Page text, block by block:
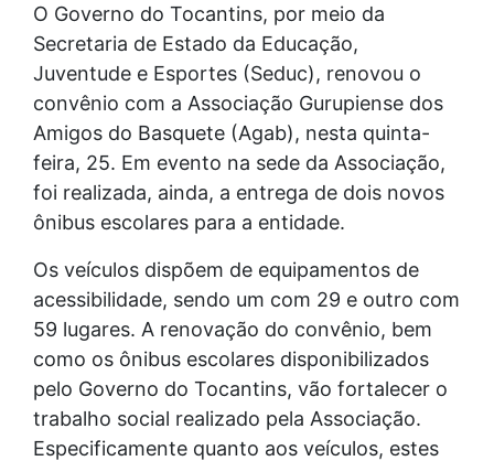
O Governo do Tocantins, por meio da
Secretaria de Estado da Educação,
Juventude e Esportes (Seduc), renovou o
convênio com a Associação Gurupiense dos
Amigos do Basquete (Agab), nesta quinta-
feira, 25. Em evento na sede da Associação,
foi realizada, ainda, a entrega de dois novos
ônibus escolares para a entidade.
Os veículos dispõem de equipamentos de
acessibilidade, sendo um com 29 e outro com
59 lugares. A renovação do convênio, bem
como os ônibus escolares disponibilizados
pelo Governo do Tocantins, vão fortalecer o
trabalho social realizado pela Associação.
Especificamente quanto aos veículos, estes